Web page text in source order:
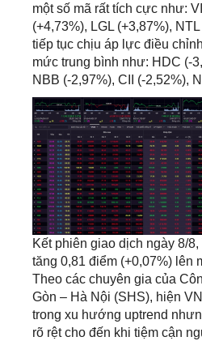
một số mã rất tích cực như:
(+4,73%), LGL (+3,87%),
tiếp tục chịu áp lực điều
mức trung bình như: HDC (-
NBB (-2,97%), CII (-2,52%),
Kết phiên giao dịch ngày 8/
tăng 0,81 điểm (+0,07%) lên
Theo các chuyên gia của
Gòn – Hà Nội (SHS), hiện
trong xu hướng uptrend
rõ rệt cho đến khi tiệm cận